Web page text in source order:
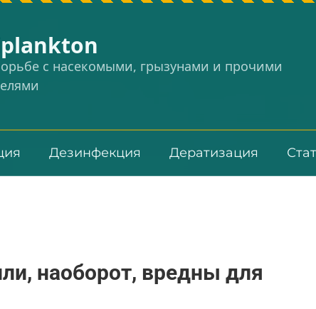
с насекомыми, грызунами и прочими
Дезинфекция Дератизация
наоборот, вредны для